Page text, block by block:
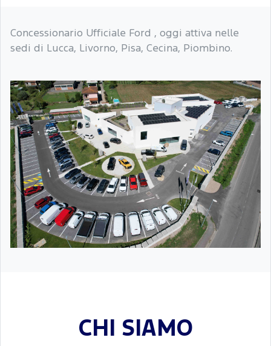
Concessionario Ufficiale Ford , oggi attiva nelle
sedi di Lucca, Livorno, Pisa, Cecina, Piombino.
CHI SIAMO